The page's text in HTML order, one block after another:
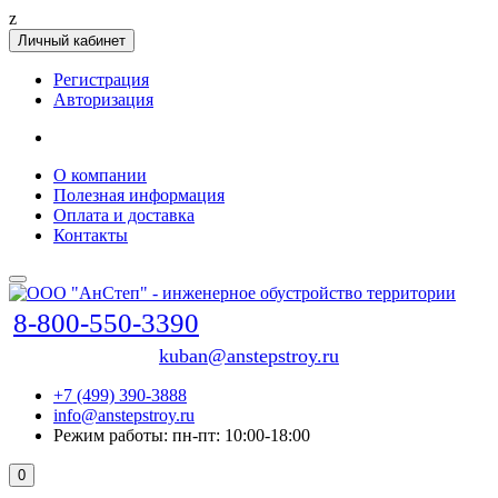
z
Личный кабинет
Регистрация
Авторизация
О компании
Полезная информация
Оплата и доставка
Контакты
8-800-550-3390
kuban@anstepstroy.ru
+7 (499) 390-3888
info@anstepstroy.ru
Режим работы: пн-пт: 10:00-18:00
0